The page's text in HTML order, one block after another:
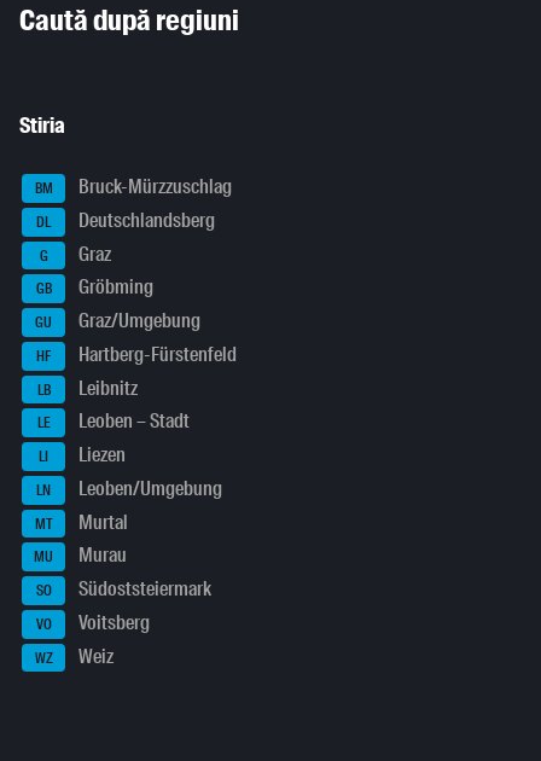
Caută după regiuni
Stiria
BM Bruck-Mürzzuschlag
DL Deutschlandsberg
G Graz
GB Gröbming
GU Graz/Umgebung
HF Hartberg-Fürstenfeld
LB Leibnitz
LE Leoben – Stadt
LI Liezen
LN Leoben/Umgebung
MT Murtal
MU Murau
SO Südoststeiermark
VO Voitsberg
WZ Weiz